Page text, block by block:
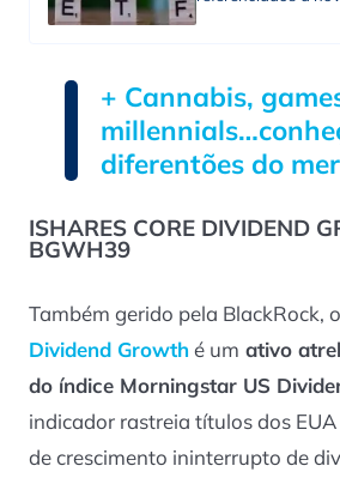
+ Cannabis,
diferentões do
ISHARES CORE DIVIDEND
BGWH39
Também gerido pela BlackRock,
Dividend Growth é um ativo
do índice Morningstar US
indicador rastreia títulos dos
de crescimento ininterrupto de